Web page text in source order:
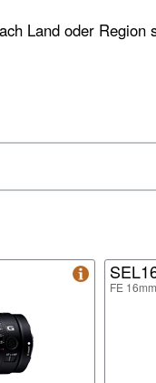
Land oder Region
FE